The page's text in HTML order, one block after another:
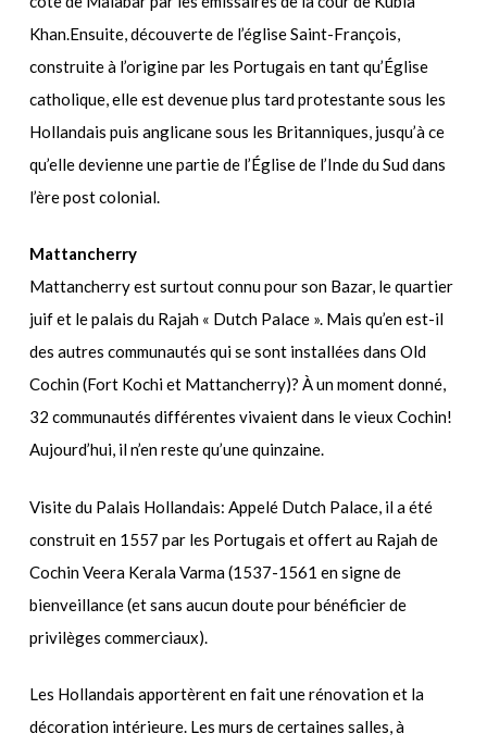
Khan.Ensuite, découverte de l’église Saint-François,
construite à l’origine par les Portugais en tant qu’Église
catholique, elle est devenue plus tard protestante sous les
Hollandais puis anglicane sous les Britanniques, jusqu’à ce
qu’elle devienne une partie de l’Église de l’Inde du Sud dans
l’ère post colonial.
Mattancherry
Mattancherry est surtout connu pour son Bazar, le quartier
juif et le palais du Rajah « Dutch Palace ». Mais qu’en est-il
des autres communautés qui se sont installées dans Old
Cochin (Fort Kochi et Mattancherry)? À un moment donné,
32 communautés différentes vivaient dans le vieux Cochin!
Aujourd’hui, il n’en reste qu’une quinzaine.
Visite du Palais Hollandais: Appelé Dutch Palace, il a été
construit en 1557 par les Portugais et offert au Rajah de
Cochin Veera Kerala Varma (1537-1561 en signe de
bienveillance (et sans aucun doute pour bénéficier de
privilèges commerciaux).
Les Hollandais apportèrent en fait une rénovation et la
décoration intérieure. Les murs de certaines salles, à